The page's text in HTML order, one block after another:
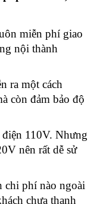
miễn phí giao
nội thành
ra một cách
còn đảm bảo độ
110V. Nhưng
nên rất dễ sử
chi phí nào ngoài
chưa thanh